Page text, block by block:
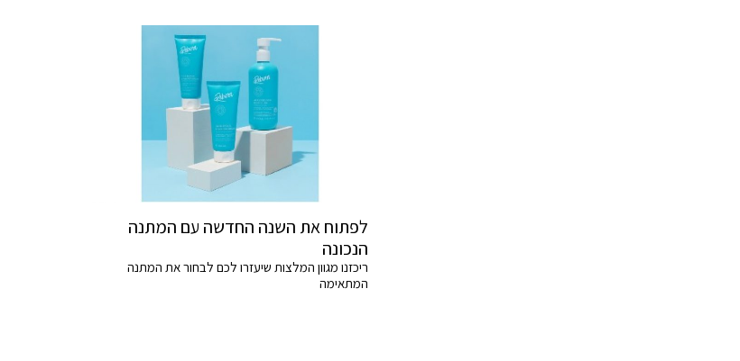
לפתוח את השנה החדשה עם המתנה
הנכונה
ריכזנו מגוון המלצות שיעזרו לכם לבחור את המתנה
המתאימה